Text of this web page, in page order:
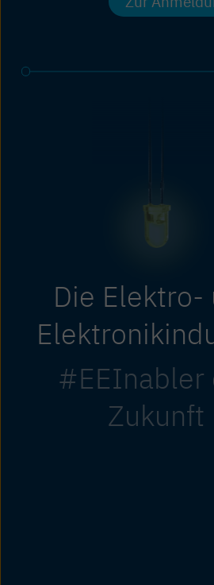
Die Elektro-
#EEInabler
Zukunft